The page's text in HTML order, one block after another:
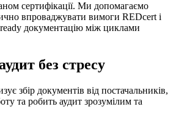
сертифікації. Ми допомагаємо
впроваджувати вимоги REDcert і
документацію між циклами
без стресу
збір документів від постачальників,
та робить аудит зрозумілим та